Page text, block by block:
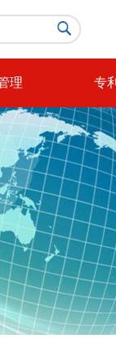

理 专